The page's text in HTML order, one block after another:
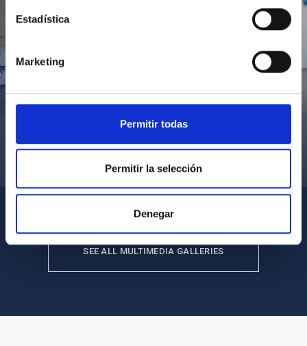
Estadística
Marketing
Permitir todas
Permitir la selección
Denegar
Visita del Presidente de Canarias al IACTEC
SEE ALL MULTIMEDIA GALLERIES